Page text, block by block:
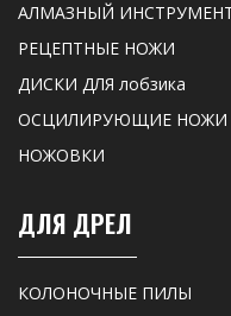
АЛМАЗНЫЙ
РЕЦЕПТНЫЕ НОЖИ
ДИСКИ ДЛЯ лобзика
ОСЦИЛИРУЮЩИЕ НОЖИ
НОЖОВКИ
ДЛЯ ДРЕЛ
КОЛОНОЧНЫЕ ПИЛЫ